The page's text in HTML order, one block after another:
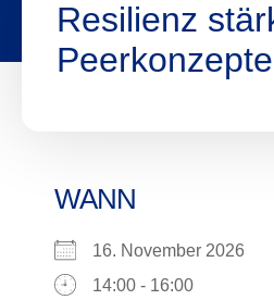
Resilienz
Peerkonzepte
WANN
16. November 2026
14:00 - 16:00